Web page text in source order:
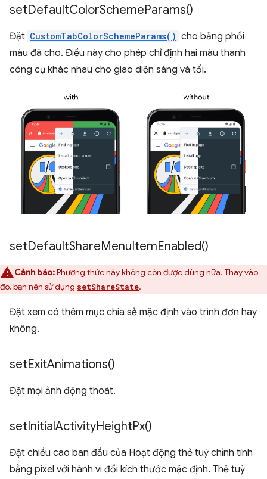
setDefaultColorSchemeParams()
Đặt CustomTabColorSchemeParams() cho bảng phối
màu đã cho. Điều này cho phép chỉ định hai màu thanh
công cụ khác nhau cho giao diện sáng và tối.
setDefaultShareMenuItemEnabled()
Cảnh báo:Phương thức này không còn được dùng nữa. Thay vào
đó, bạn nên sử dụng setShareState.
Đặt xem có thêm mục chia sẻ mặc định vào trình đơn hay
không.
setExitAnimations()
Đặt mọi ảnh động thoát.
setInitialActivityHeightPx()
Đặt chiều cao ban đầu của Hoạt động thẻ tuỳ chỉnh tính
bằng pixel với hành vi đổi kích thước mặc định. Thẻ tuỳ